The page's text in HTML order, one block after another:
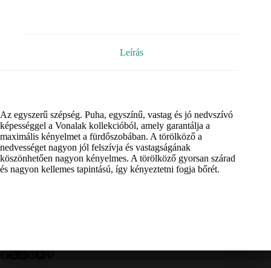
Leírás
Az egyszerű szépség. Puha, egyszínű, vastag és jó nedvszívó
képességgel a Vonalak kollekcióból, amely garantálja a
maximális kényelmet a fürdőszobában. A törölköző a
nedvességet nagyon jól felszívja és vastagságának
köszönhetően nagyon kényelmes. A törölköző gyorsan szárad
és nagyon kellemes tapintású, így kényeztetni fogja bőrét.